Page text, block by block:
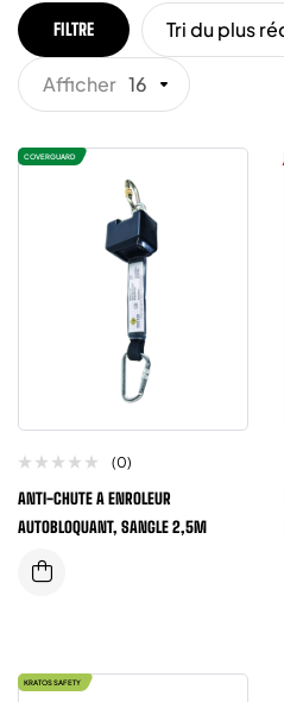
FILTRE Tri du plus
Afficher 16
COVERGUARD
(0)
ANTI-CHUTE A ENROLEUR
AUTOBLOQUANT, SANGLE 2,5M
KRATOS SAFETY